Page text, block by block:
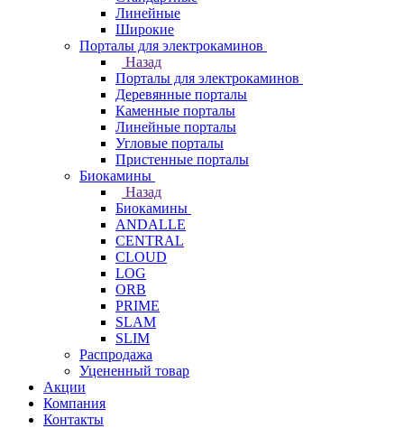
Линейные
Широкие
Порталы для электрокаминов
Назад
Порталы для электрокаминов
Деревянные порталы
Каменные порталы
Линейные порталы
Угловые порталы
Пристенные порталы
Биокамины
Назад
Биокамины
ANDALLE
CENTRAL
CLOUD
LOG
ORB
PRIME
SLAM
SLIM
Распродажа
Уцененный товар
Акции
Компания
Контакты